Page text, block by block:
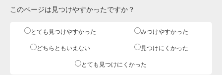
このページは見つけやすかったですか？
とても見つけやすかった みつけやすかった
どちらともいえない 見つけにくかった
とても見つけにくかった